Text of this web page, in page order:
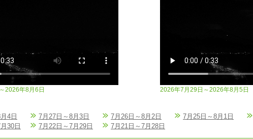
2026年8月6日 2026年7月29日～2026年8月5日
4日 7月27日～8月3日 7月26日～8月2日 7月25日～8月1日
30日
7月22日～7月29日 7月21日～7月28日